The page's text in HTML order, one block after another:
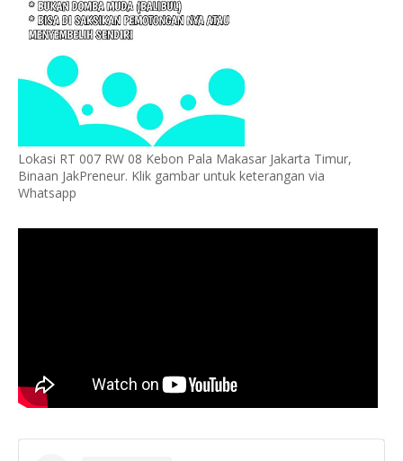
Lokasi RT 007 RW 08 Kebon Pala Makasar Jakarta Timur,
Binaan JakPreneur. Klik gambar untuk keterangan via
Whatsapp